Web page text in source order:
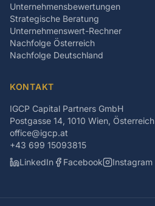
Unternehmensbewertungen
Strategische Beratung
Unternehmenswert-Rechner
Nachfolge Österreich
Nachfolge Deutschland
KONTAKT
IGCP Capital Partners GmbH
Postgasse 14, 1010 Wien, Österreich
office@igcp.at
+43 699 15093815
LinkedIn
Facebook Instagram